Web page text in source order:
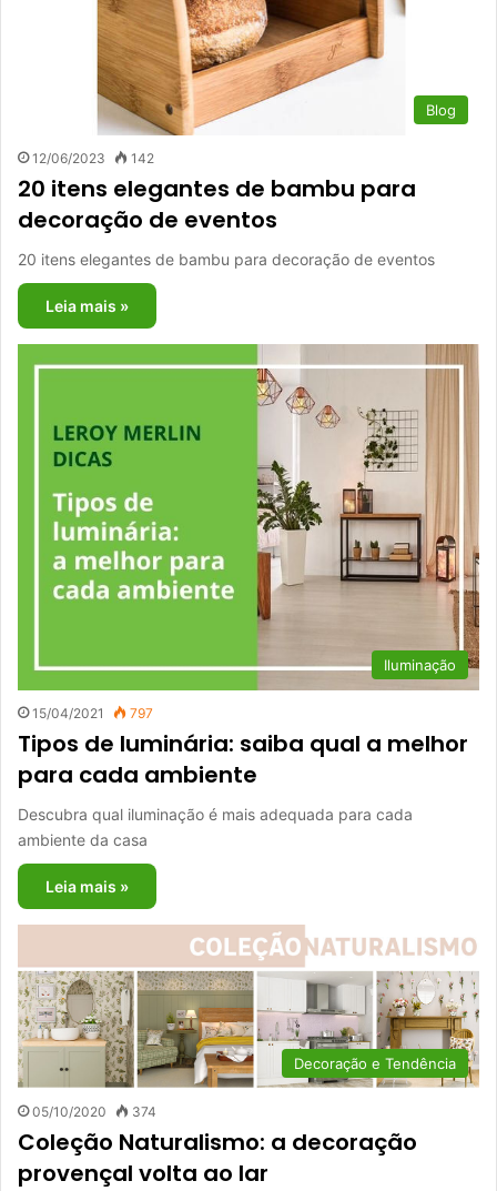
Blog
12/06/2023 142
20 itens elegantes de bambu para
decoração de eventos
20 itens elegantes de bambu para decoração de eventos
Leia mais »
Iluminação
15/04/2021 797
Tipos de luminária: saiba qual a melhor
para cada ambiente
Descubra qual iluminação é mais adequada para cada
ambiente da casa
Leia mais »
Decoração e Tendência
05/10/2020 374
Coleção Naturalismo: a decoração
provençal volta ao lar